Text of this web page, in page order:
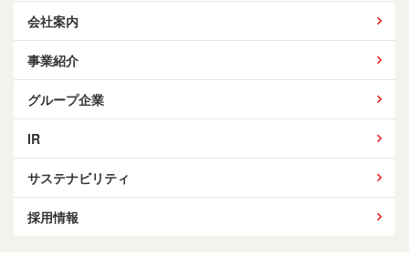
会社案内
事業紹介
グループ企業
IR
サステナビリティ
採用情報